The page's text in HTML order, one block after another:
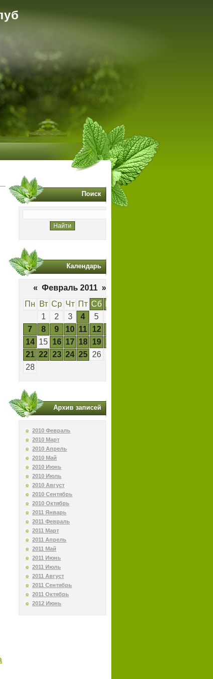
Поиск
Календарь
« Февраль 2011 »
Пн
Вт Ср Чт Пт Сб
1
2 3 4 5
7
8 9 10 11 12
14 15 16 17 18 19 20
21 22 23 24 25 26
28
Архив записей
2010 Февраль
2010 Март
2010 Апрель
2010 Май
2010 Июнь
2010 Июль
2010 Август
2010 Сентябрь
2010 Октябрь
2011 Январь
2011 Февраль
2011 Март
2011 Апрель
2011 Май
2011 Июнь
2011 Июль
2011 Август
2011 Сентябрь
2011 Октябрь
2012 Июнь